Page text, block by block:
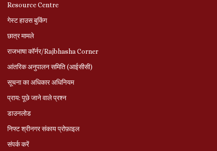
Resource Centre
गेस्ट हाउस बुकिंग
छात्र मामले
राजभाषा कॉर्नर/Rajbhasha Corner
आंतरिक अनुपालन समिति (आईसीसी)
सूचना का अधिकार अधिनियम
प्राय: पूछे जाने वाले प्रश्‍न
डाउनलोड
निफ्ट श्रीनगर संकाय प्रोफ़ाइल
संपर्क करें